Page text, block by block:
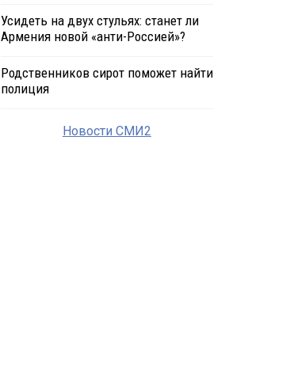
Усидеть на двух стульях: станет ли
Армения новой «анти-Россией»?
Родственников сирот поможет найти
полиция
Новости СМИ2